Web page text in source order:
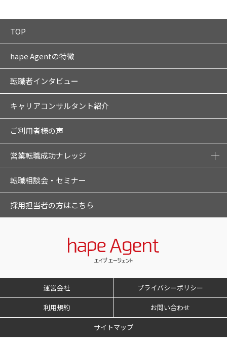
TOP
hape Agentの特徴
転職者インタビュー
キャリアコンサルタント紹介
ご利用者様の声
営業転職成功ナレッジ
転職相談会・セミナー
採用担当者の方はこちら
運営会社 プライバシーポリシー
利用規約 お問い合わせ
サイトマップ